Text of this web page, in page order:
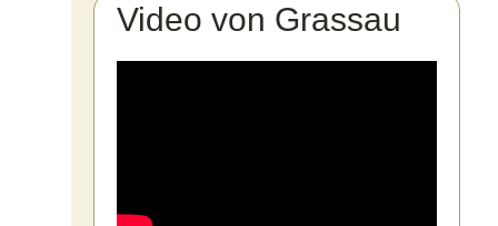
Video von Grassau